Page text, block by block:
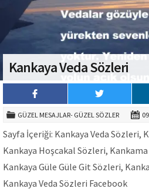
Kankaya Veda Sözleri
GÜZEL MESAJLAR- GÜZEL SÖZLER
Sayfa İçeriği: Kankaya Veda Sözleri,
Kankaya Hoşcakal Sözleri,
Kankaya Güle Güle Git Sözleri,
Kankaya Veda Sözleri Facebook